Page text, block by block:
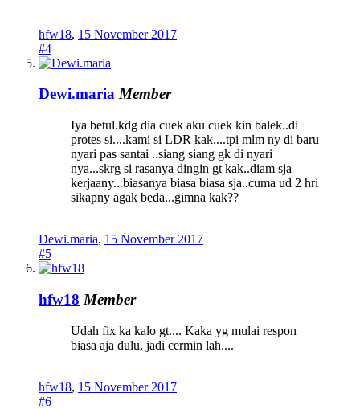
hfw18, 15 November 2017
#4
Dewi.maria Member
Iya betul.kdg dia cuek aku cuek kin balek..di
protes si....kami si LDR kak....tpi mlm ny di baru
nyari pas santai ..siang siang gk di nyari
nya...skrg si rasanya dingin gt kak..diam sja
kerjaany...biasanya biasa biasa sja..cuma ud 2 hri
sikapny agak beda...gimna kak??
Dewi.maria, 15 November 2017
#5
hfw18 Member
Udah fix ka kalo gt.... Kaka yg mulai respon
biasa aja dulu, jadi cermin lah....
hfw18, 15 November 2017
#6